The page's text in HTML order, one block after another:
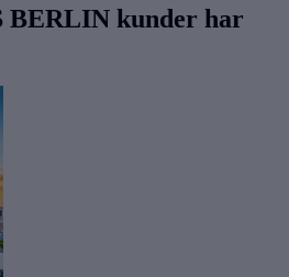
BERLIN kunder har